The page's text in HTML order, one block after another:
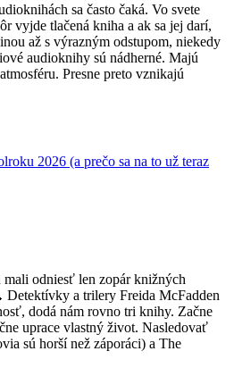
sa často čaká. Vo svete
vyjde tlačená kniha a ak sa jej darí,
až s výrazným odstupom, niekedy
audioknihy sú nádherné. Majú
Presne preto vznikajú
2026 (a prečo sa na to už teraz
odniesť len zopár knižných
Detektívky a trilery Freida McFadden
dodá nám rovno tri knihy. Začne
uprace vlastný život. Nasledovať
sú horší než záporáci) a The